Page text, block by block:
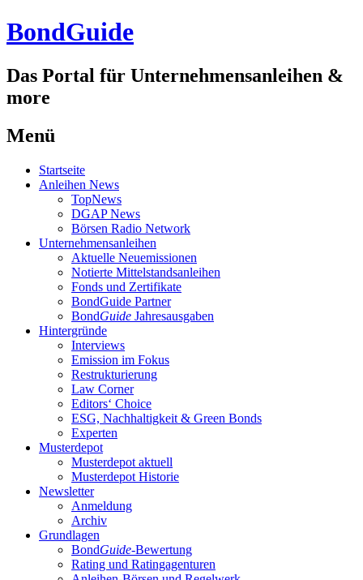
BondGuide
Das Portal für Unternehmensanleihen &
more
Menü
Zum
Inhalt
Startseite
Anleihen News
TopNews
DGAP News
Börsen Radio Network
Unternehmensanleihen
Aktuelle Neuemissionen
Notierte Mittelstandsanleihen
Fonds und Zertifikate
BondGuide Partner
BondGuide Jahresausgaben
Hintergründe
Interviews
Emission im Fokus
Restrukturierung
Law Corner
Editors‘ Choice
ESG, Nachhaltigkeit & Green Bonds
Experten
Musterdepot
Musterdepot aktuell
Musterdepot Historie
Newsletter
Anmeldung
Archiv
Grundlagen
BondGuide-Bewertung
Rating und Ratingagenturen